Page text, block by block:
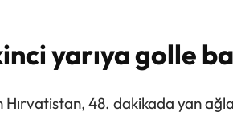
yarıya golle
Hırvatistan, 48. dakikada yan